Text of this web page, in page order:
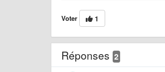
Voter 1
Réponses 2